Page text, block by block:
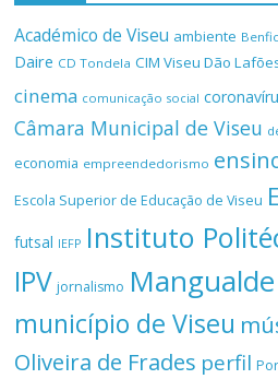
Académico de Viseu ambiente
Daire CD Tondela CIM Viseu Dão
cinema comunicação social
Câmara Municipal de Viseu
economia empreendedorismo
Escola Superior de Educação de Viseu
futsal IEFP Instituto
IPV jornalismo Mangualde
município de Viseu
Oliveira de Frades perfil